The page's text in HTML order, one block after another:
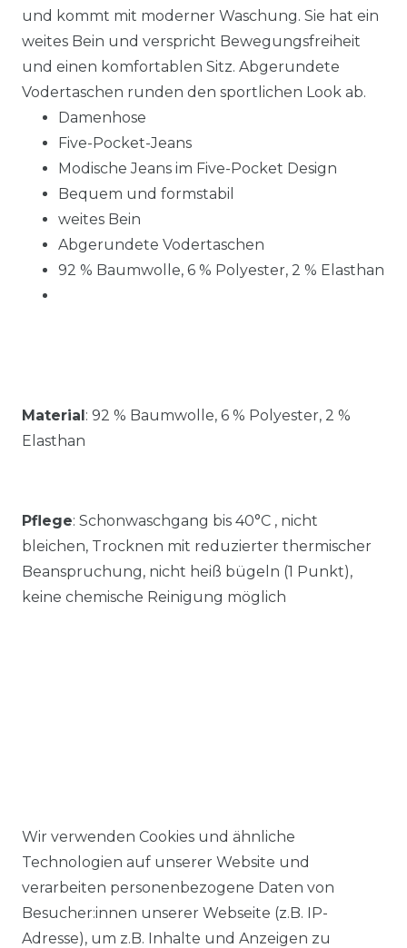
und kommt mit moderner Waschung. Sie hat ein
weites Bein und verspricht Bewegungsfreiheit
und einen komfortablen Sitz. Abgerundete
Vodertaschen runden den sportlichen Look ab.
Damenhose
Five-Pocket-Jeans
Modische Jeans im Five-Pocket Design
Bequem und formstabil
weites Bein
Abgerundete Vodertaschen
92 % Baumwolle, 6 % Polyester, 2 % Elasthan
Material: 92 % Baumwolle, 6 % Polyester, 2 %
Elasthan
Pflege: Schonwaschgang bis 40°C , nicht
bleichen, Trocknen mit reduzierter thermischer
Beanspruchung, nicht heiß bügeln (1 Punkt),
keine chemische Reinigung möglich
Ähnlicher Artikel
Wir verwenden Cookies und ähnliche
Technologien auf unserer Website und
verarbeiten personenbezogene Daten von
Besucher:innen unserer Webseite (z.B. IP-
Adresse), um z.B. Inhalte und Anzeigen zu